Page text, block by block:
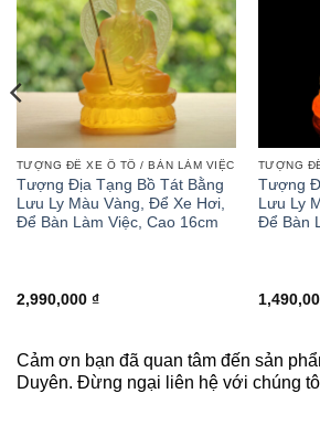
TƯỢNG ĐỂ XE Ô TÔ / BÀN LÀM VIỆC
Tượng Địa Tạng Bồ Tát Bằng
Lưu Ly Màu Vàng, Để Xe Hơi,
Để Bàn Làm Việc, Cao 16cm
2,990,000 ₫
TƯỢNG
Tượng
Lưu Ly
Để Bàn
Cảm ơn bạn đã quan tâm đến sản
Duyên. Đừng ngại liên hệ với chúng